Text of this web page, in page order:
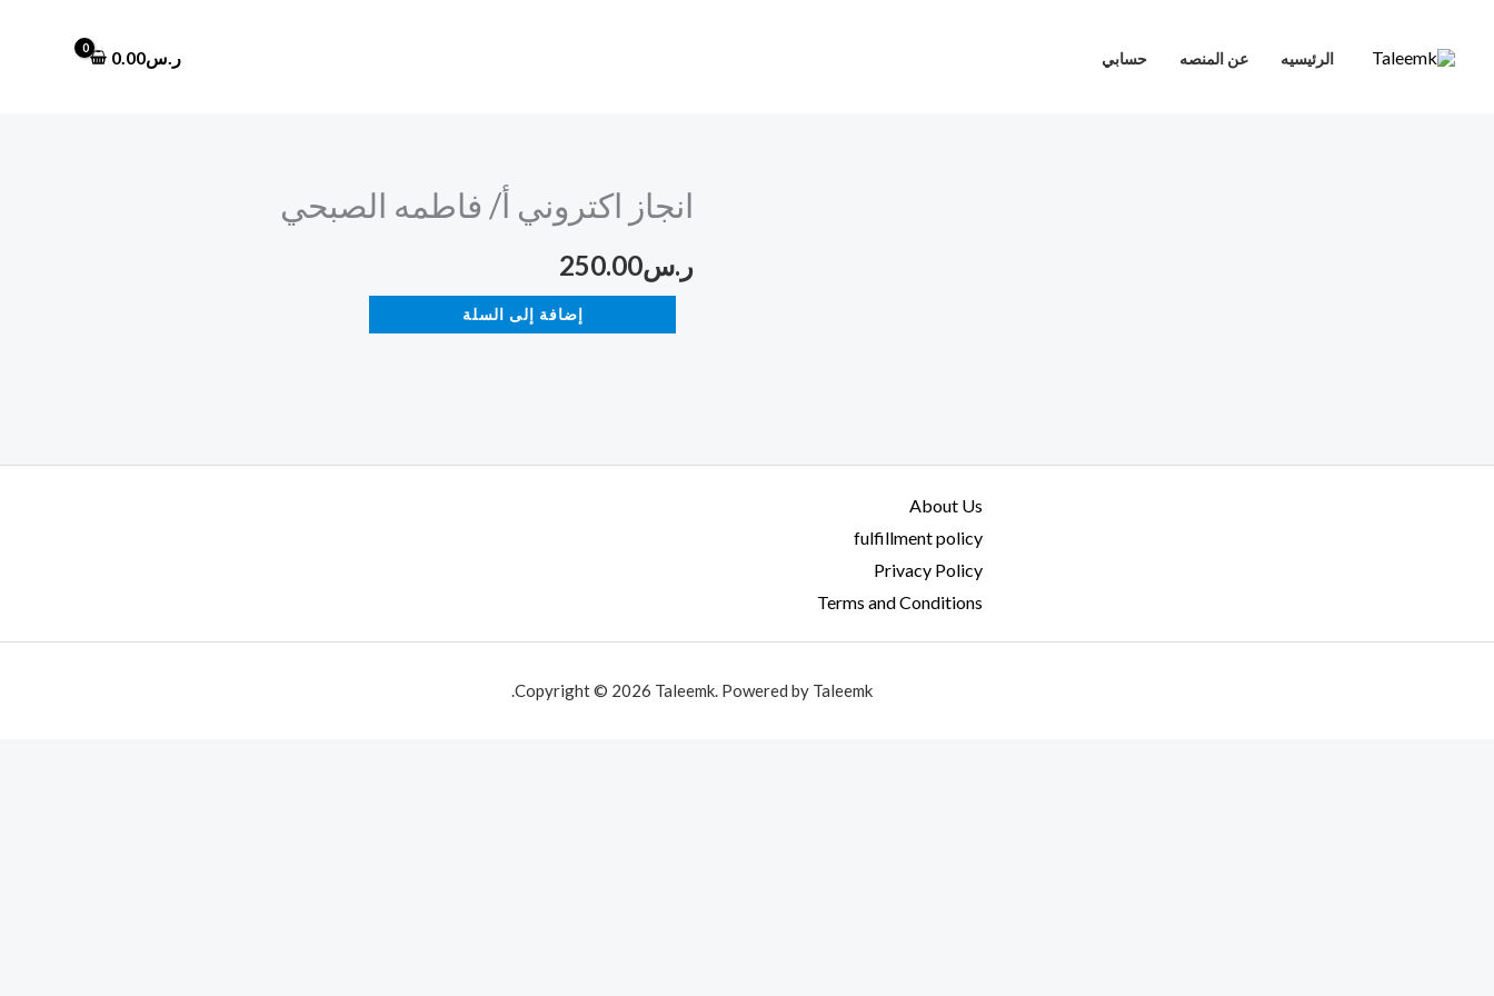
الرئيسيه عن المنصه حسابي ر.س0.00
انجاز اكتروني أ/ فاطمه الصبحي
ر.س250.00
كمية
اكتروني
فاطمه
إضافة إلى السلة
About Us
fulfillment policy
Privacy Policy
Terms and Conditions
Copyright © 2026 Taleemk. Powered by Taleemk.